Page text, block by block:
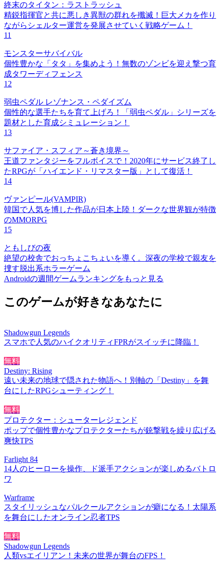
終末のタイタン：ラストラッシュ
精鋭指揮官と共に悪しき異獣の群れを殲滅！巨大メカを作り
ながらシェルター運営を発展させていく戦略ゲーム！
11
モンスターサバイバル
個性豊かな「タタ」を集めよう！無数のゾンビを迎え撃つ育
成タワーディフェンス
12
弱虫ペダル レゾナンス・ペダイズム
個性的な選手たちを育て上げろ！「弱虫ペダル」シリーズを
題材とした育成シミュレーション！
13
サファイア・スフィア～蒼き境界～
王道ファンタジーをフルボイスで！2020年にサービス終了し
たRPGが「ハイエンド・リマスター版」として復活！
14
ヴァンピール(VAMPIR)
韓国で人気を博した作品が日本上陸！ダークな世界観が特徴
のMMORPG
15
ともしびの夜
絶望の校舎でおっちょこちょいを導く。深夜の学校で親友を
捜す脱出系ホラーゲーム
Androidの週間ゲームランキングをもっと見る
このゲームが好きなあなたに
Shadowgun Legends
スマホで人気のハイクオリティFPRがスイッチに降臨！
無料
Destiny: Rising
遠い未来の地球で隠された物語へ！別軸の「Destiny」を舞
台にしたRPGシューティング！
無料
プロテクター：シューターレジェンド
ポップで個性豊かなプロテクターたちが銃撃戦を繰り広げる
爽快TPS
Farlight 84
14人のヒーローを操作、ド派手アクションが楽しめるバトロ
ワ
Warframe
スタイリッシュなパルクールアクションが癖になる！太陽系
を舞台にしたオンライン忍者TPS
無料
Shadowgun Legends
人類vsエイリアン！未来の世界が舞台のFPS！